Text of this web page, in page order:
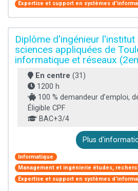
Expertise et support en systèmes
Diplôme d'ingénieur l'institut
sciences appliquées de
informatique et réseaux
En centre (31)
1200 h
100 % demandeur d’emploi,
Éligible CPF
BAC+3/4
Plus
Informatique
Management et ingénierie études,
Expertise et support en systèmes